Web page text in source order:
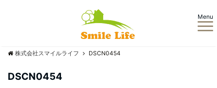
Menu
株式会社スマイルライフ DSCN0454
DSCN0454